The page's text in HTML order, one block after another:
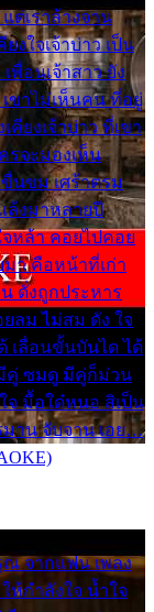
ต่เราล้างจาน
งใจเจ้าบ่าว เป็น
พื่อนเจ้าสาว ยัง
ขาไม่เห็นคน ที่อยู่
คียงเจ้าบ่าว ที่เขา
รจะมองเห็น
นขม เศร้าตรม
ล้งมาหลายปี
หล้า คอยไปคอย
า คือหน้าที่เก่า
ดั่งถูกประหาร
ลม ไม่สม ดัง ใจ
เลื่อนขั้นบันได ได้
มีคู่ ซมดู มีคู่ก็ม่วน
จ มื้อใด๋หนอ สิเป็น
มาน จับจาน เอย…
จากแฟน เพลง
ห้กำลังใจ น้ำใจ